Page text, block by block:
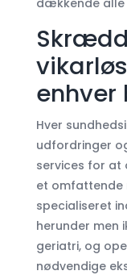
enhver
Hver
udfordringer
services for at
et omfattende
specialiseret
herunder men
geriatri, og
nødvendige